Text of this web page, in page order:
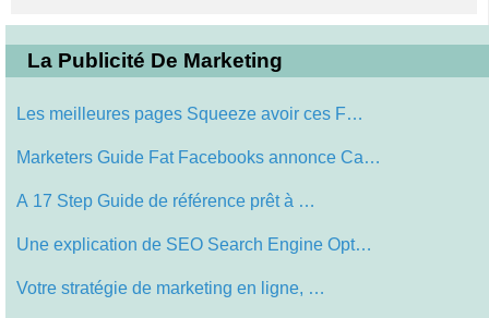
La Publicité De Marketing
Les meilleures pages Squeeze avoir ces F…
Marketers Guide Fat Facebooks annonce Ca…
A 17 Step Guide de référence prêt à …
Une explication de SEO Search Engine Opt…
Votre stratégie de marketing en ligne, …